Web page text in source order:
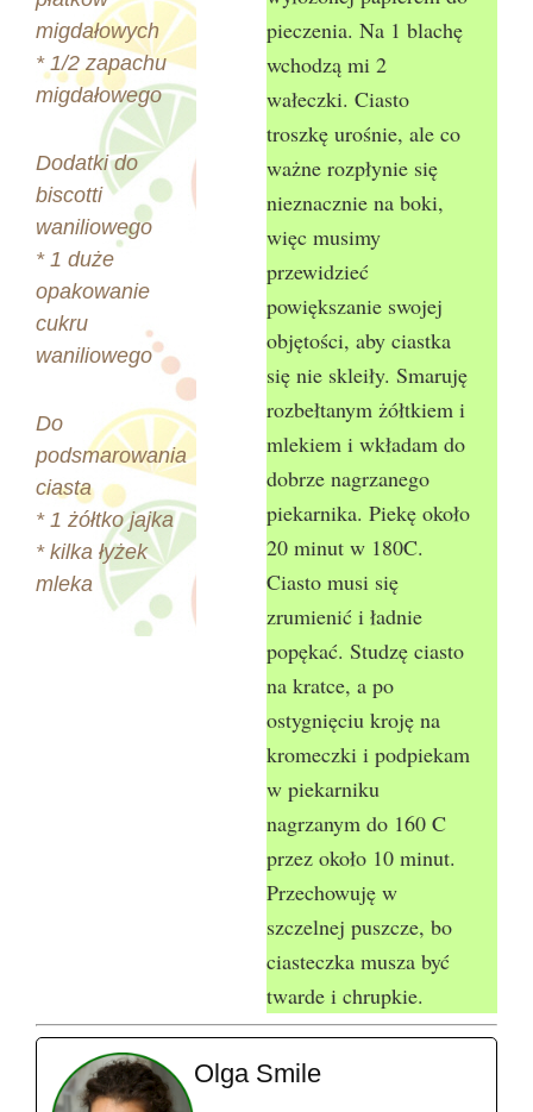
migdałowych
* 1/2 zapachu
migdałowego
Dodatki do
biscotti
waniliowego
* 1 duże
opakowanie
cukru
waniliowego
Do
podsmarowania
ciasta
* 1 żółtko jajka
* kilka łyżek
mleka
pieczenia. Na 1 blachę
wchodzą mi 2
wałeczki. Ciasto
troszkę urośnie, ale co
ważne rozpłynie się
nieznacznie na boki,
więc musimy
przewidzieć
powiększanie swojej
objętości, aby ciastka
się nie skleiły. Smaruję
rozbełtanym żółtkiem i
mlekiem i wkładam do
dobrze nagrzanego
piekarnika. Piekę około
20 minut w 180C.
Ciasto musi się
zrumienić i ładnie
popękać. Studzę ciasto
na kratce, a po
ostygnięciu kroję na
kromeczki i podpiekam
w piekarniku
nagrzanym do 160 C
przez około 10 minut.
Przechowuję w
szczelnej puszcze, bo
ciasteczka musza być
twarde i chrupkie.
Olga Smile